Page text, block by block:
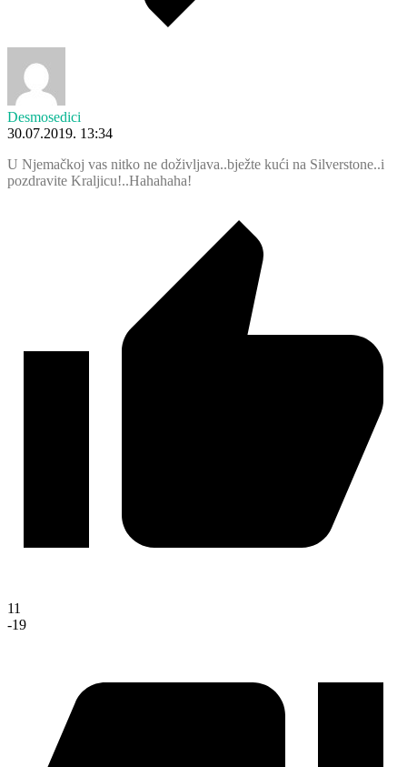
Desmosedici
30.07.2019. 13:34
U Njemačkoj vas nitko ne doživljava..bježte kući na Silverstone..i
pozdravite Kraljicu!..Hahahaha!
11
-19